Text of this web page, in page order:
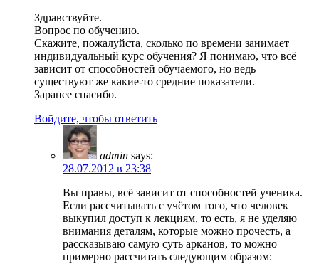
Здравствуйте.
Вопрос по обучению.
Скажите, пожалуйста, сколько по времени занимает
индивидуальный курс обучения? Я понимаю, что всё
зависит от способностей обучаемого, но ведь
существуют же какие-то средние показатели.
Заранее спасибо.
Войдите, чтобы ответить
admin says:
28.07.2012 в 23:38
Вы правы, всё зависит от способностей ученика.
Если рассчитывать с учётом того, что человек
выкупил доступ к лекциям, то есть, я не уделяю
внимания деталям, которые можно прочесть, а
рассказываю самую суть арканов, то можно
примерно рассчитать следующим образом: